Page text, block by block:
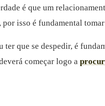
é que um
por isso é fundamental
ter que se despedir, é
começar logo a